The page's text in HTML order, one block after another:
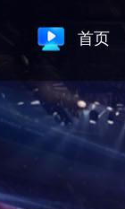
首页